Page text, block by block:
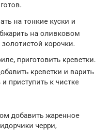
на тонкие куски и
на оливковом
корочки.
приготовить креветки.
креветки и варить
приступить к чистке
добавить жаренное
черри,